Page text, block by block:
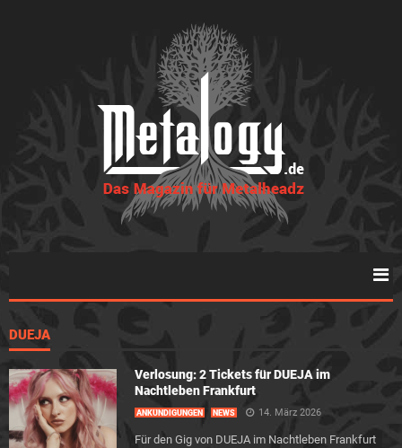
DUEJA
Verlosung: 2 Tickets für DUEJA im
Nachtleben Frankfurt
ANKÜNDIGUNGEN NEWS 14. März 2026
Für den Gig von DUEJA im Nachtleben Frankfurt